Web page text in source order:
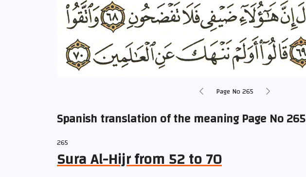
Page No 265
Spanish translation of the meaning Page No 265
265
Sura Al-Hijr from 52 to 70